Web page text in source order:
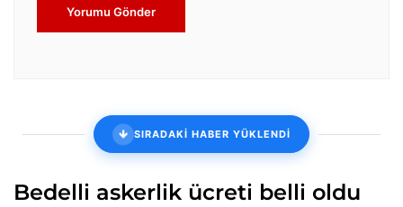
Yorumu Gönder
SIRADAKİ HABER YÜKLENDİ
Bedelli askerlik ücreti belli oldu